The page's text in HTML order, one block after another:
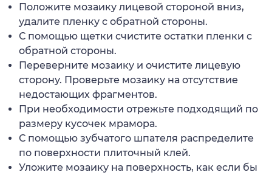
Положите мозаику лицевой стороной вниз,
удалите пленку с обратной стороны.
С помощью щетки счистите остатки пленки с
обратной стороны.
Переверните мозаику и очистите лицевую
сторону. Проверьте мозаику на отсутствие
недостающих фрагментов.
При необходимости отрежьте подходящий по
размеру кусочек мрамора.
С помощью зубчатого шпателя распределите
по поверхности плиточный клей.
Уложите мозаику на поверхность, как если бы